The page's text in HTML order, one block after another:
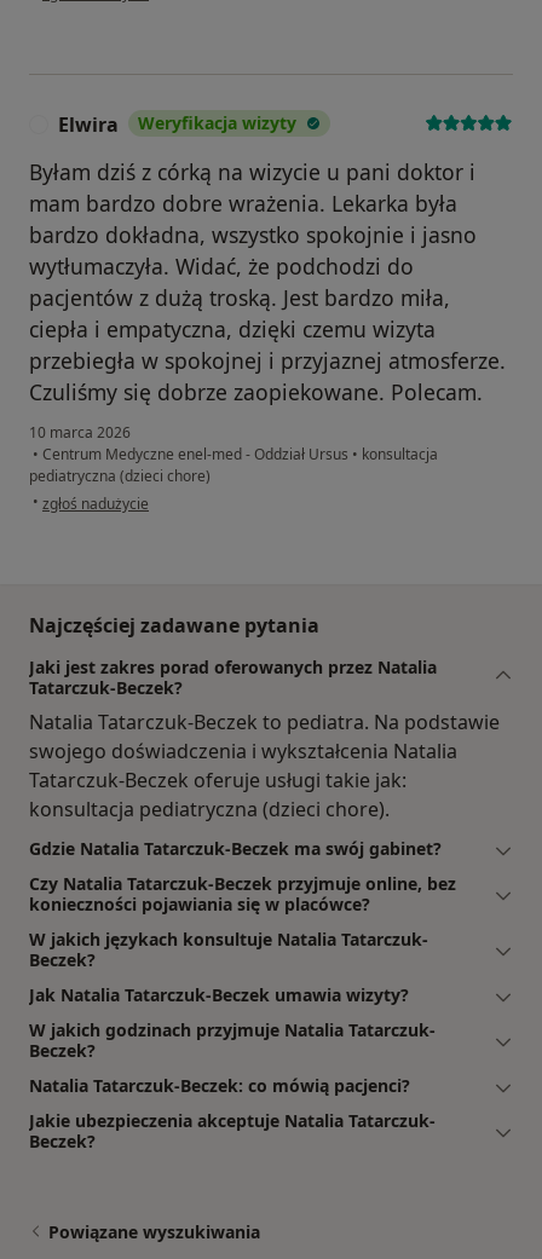
Elwira Weryfikacja wizyty
Byłam dziś z córką na wizycie u pani doktor i
mam bardzo dobre wrażenia. Lekarka była
bardzo dokładna, wszystko spokojnie i jasno
wytłumaczyła. Widać, że podchodzi do
pacjentów z dużą troską. Jest bardzo miła,
ciepła i empatyczna, dzięki czemu wizyta
przebiegła w spokojnej i przyjaznej atmosferze.
Czuliśmy się dobrze zaopiekowane. Polecam.
10 marca 2026
• Centrum Medyczne enel-med - Oddział Ursus • konsultacja
pediatryczna (dzieci chore)
• w opinii użytkownika Elwira
zgłoś nadużycie
Najczęściej zadawane pytania
Jaki jest zakres porad oferowanych przez Natalia
Tatarczuk-Beczek?
Natalia Tatarczuk-Beczek to pediatra. Na podstawie
swojego doświadczenia i wykształcenia Natalia
Tatarczuk-Beczek oferuje usługi takie jak:
konsultacja pediatryczna (dzieci chore).
Gdzie Natalia Tatarczuk-Beczek ma swój gabinet?
Czy Natalia Tatarczuk-Beczek przyjmuje online, bez
konieczności pojawiania się w placówce?
W jakich językach konsultuje Natalia Tatarczuk-
Beczek?
Jak Natalia Tatarczuk-Beczek umawia wizyty?
W jakich godzinach przyjmuje Natalia Tatarczuk-
Beczek?
Natalia Tatarczuk-Beczek: co mówią pacjenci?
Jakie ubezpieczenia akceptuje Natalia Tatarczuk-
Beczek?
Powiązane wyszukiwania